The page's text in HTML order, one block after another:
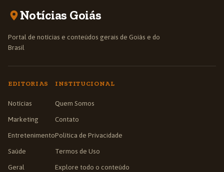
Notícias Goiás
Portal de notícias e conteúdos gerais de Goiás e do
Brasil
EDITORIAS
Notícias
Marketing
Entretenimento
Saúde
Geral
INSTITUCIONAL
Quem Somos
Contato
Política de Privacidade
Termos de Uso
Explore todo o conteúdo